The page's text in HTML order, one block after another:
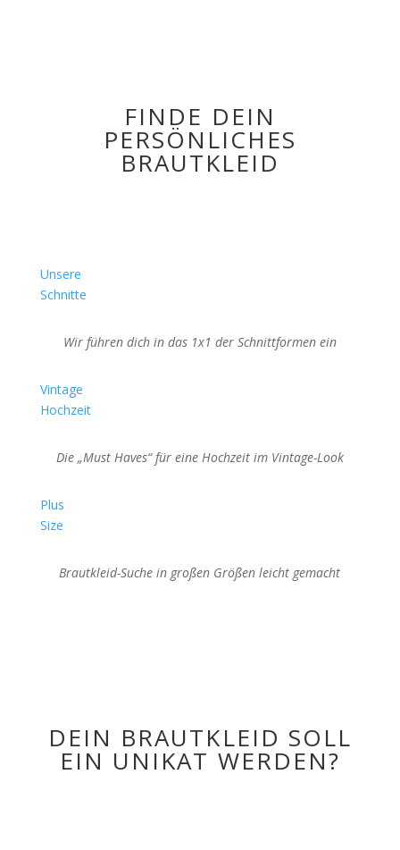
FINDE DEIN
PERSÖNLICHES
BRAUTKLEID
Unsere
Schnitte
Wir führen dich in das 1x1 der Schnittformen ein
Vintage
Hochzeit
Die „Must Haves“ für eine Hochzeit im Vintage-Look
Plus
Size
Brautkleid-Suche in großen Größen leicht gemacht
DEIN BRAUTKLEID SOLL
EIN UNIKAT WERDEN?